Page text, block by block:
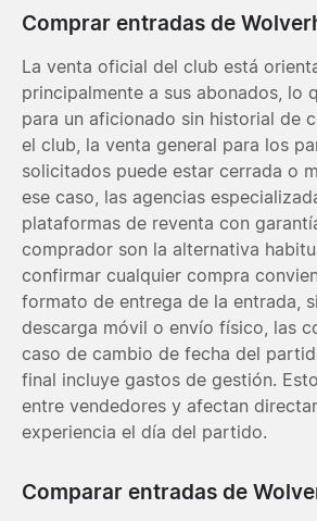
Comprar entradas de
La venta oficial del club está
principalmente a sus abonados, lo
para un aficionado sin historial de
el club, la venta general para los
solicitados puede estar cerrada o
ese caso, las agencias
plataformas de reventa con
comprador son la alternativa
confirmar cualquier compra
formato de entrega de la entrada,
descarga móvil o envío físico, las
caso de cambio de fecha del
final incluye gastos de gestión.
entre vendedores y afectan
experiencia el día del partido.
Comparar entradas de